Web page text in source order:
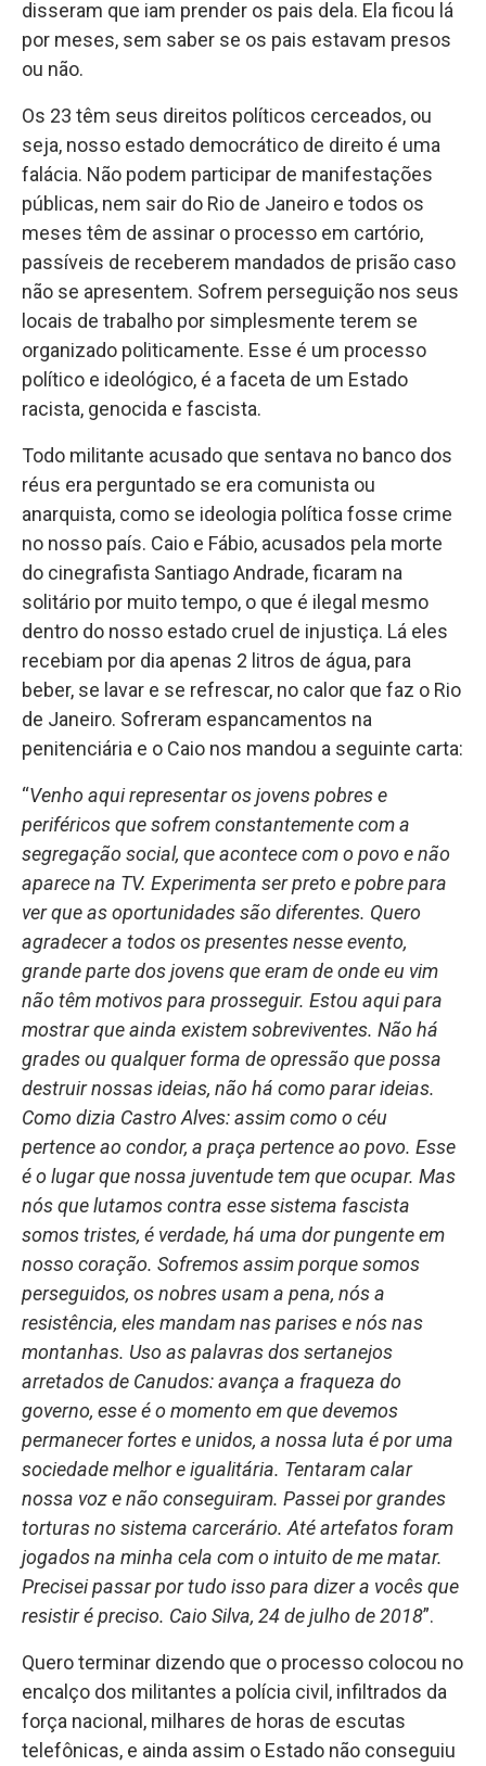
disseram que iam prender os pais dela. Ela ficou lá
por meses, sem saber se os pais estavam presos
ou não.
Os 23 têm seus direitos políticos cerceados, ou
seja, nosso estado democrático de direito é uma
falácia. Não podem participar de manifestações
públicas, nem sair do Rio de Janeiro e todos os
meses têm de assinar o processo em cartório,
passíveis de receberem mandados de prisão caso
não se apresentem. Sofrem perseguição nos seus
locais de trabalho por simplesmente terem se
organizado politicamente. Esse é um processo
político e ideológico, é a faceta de um Estado
racista, genocida e fascista.
Todo militante acusado que sentava no banco dos
réus era perguntado se era comunista ou
anarquista, como se ideologia política fosse crime
no nosso país. Caio e Fábio, acusados pela morte
do cinegrafista Santiago Andrade, ficaram na
solitário por muito tempo, o que é ilegal mesmo
dentro do nosso estado cruel de injustiça. Lá eles
recebiam por dia apenas 2 litros de água, para
beber, se lavar e se refrescar, no calor que faz o Rio
de Janeiro. Sofreram espancamentos na
penitenciária e o Caio nos mandou a seguinte carta:
“Venho aqui representar os jovens pobres e
periféricos que sofrem constantemente com a
segregação social, que acontece com o povo e não
aparece na TV. Experimenta ser preto e pobre para
ver que as oportunidades são diferentes. Quero
agradecer a todos os presentes nesse evento,
grande parte dos jovens que eram de onde eu vim
não têm motivos para prosseguir. Estou aqui para
mostrar que ainda existem sobreviventes. Não há
grades ou qualquer forma de opressão que possa
destruir nossas ideias, não há como parar ideias.
Como dizia Castro Alves: assim como o céu
pertence ao condor, a praça pertence ao povo. Esse
é o lugar que nossa juventude tem que ocupar. Mas
nós que lutamos contra esse sistema fascista
somos tristes, é verdade, há uma dor pungente em
nosso coração. Sofremos assim porque somos
perseguidos, os nobres usam a pena, nós a
resistência, eles mandam nas parises e nós nas
montanhas. Uso as palavras dos sertanejos
arretados de Canudos: avança a fraqueza do
governo, esse é o momento em que devemos
permanecer fortes e unidos, a nossa luta é por uma
sociedade melhor e igualitária. Tentaram calar
nossa voz e não conseguiram. Passei por grandes
torturas no sistema carcerário. Até artefatos foram
jogados na minha cela com o intuito de me matar.
Precisei passar por tudo isso para dizer a vocês que
resistir é preciso. Caio Silva, 24 de julho de 2018”.
Quero terminar dizendo que o processo colocou no
encalço dos militantes a polícia civil, infiltrados da
força nacional, milhares de horas de escutas
telefônicas, e ainda assim o Estado não conseguiu